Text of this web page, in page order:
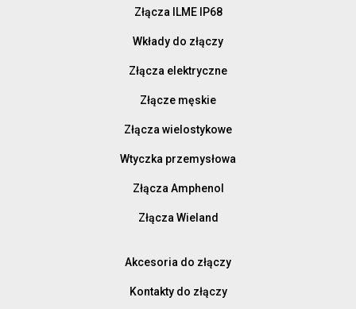
Złącza ILME IP68
Wkłady do złączy
Złącza elektryczne
Złącze męskie
Złącza wielostykowe
Wtyczka przemysłowa
Złącza Amphenol
Złącza Wieland
Akcesoria do złączy
Kontakty do złączy